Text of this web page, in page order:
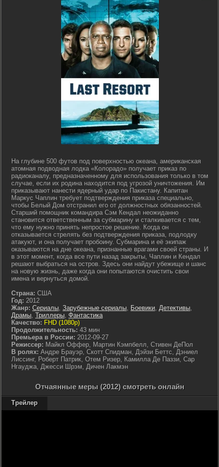
На глубине 500 футов под поверхностью океана, американская
атомная подводная лодка «Колорадо» получает приказ по
радиоканалу, предназначенному для использования только в том
случае, если их родина находится под угрозой уничтожения. Им
приказывают нанести ядерный удар по Пакистану. Капитан
Маркус Чаплин требует подтверждения приказа специально,
чтобы Белый Дом отстранил его от должностных обязанностей.
Старший помощник командира Сэм Кендал неожиданно
становится ответственным за субмарину и сталкивается с тем,
что ему нужно принять непростое решение. Когда он
отказывается стрелять без подтверждения приказа, подлодку
атакуют, и она получает пробоину. Субмарина и её экипаж
оказываются на дне океана, признанные врагами своей страны. И
в этот момент, когда все пути назад закрыты, Чаплин и Кендал
решают выбраться на остров. Здесь они найдут убежище и шанс
на новую жизнь, даже когда они попытаются очистить свои
имена и вернуться домой.
Страна: США
Год: 2012
Жанр: Сериалы, Зарубежные сериалы, Боевики, Детективы,
Драмы, Триллеры, Фантастика
Качество: FHD (1080p)
Продолжительность: 43 мин
Премьера в России: 2012-09-27
Режиссер: Майкл Оффер, Мартин Кэмпбелл, Стивен ДеПол
В ролях: Андре Брауэр, Скотт Спидман, Дэйзи Беттс, Дэниел
Лиссинг, Роберт Патрик, Отем Ризер, Камилла Де Паззи, Сар
Нгауджа, Джесси Шрэм, Дичен Лакмэн
Отчаянные меры (2012) смотреть онлайн
Трейлер